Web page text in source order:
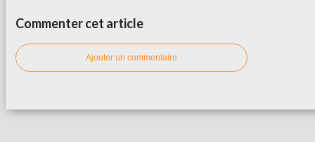
Commenter cet article
Ajouter un commentaire